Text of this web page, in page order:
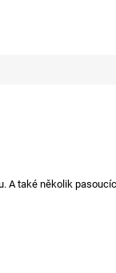
A také několik